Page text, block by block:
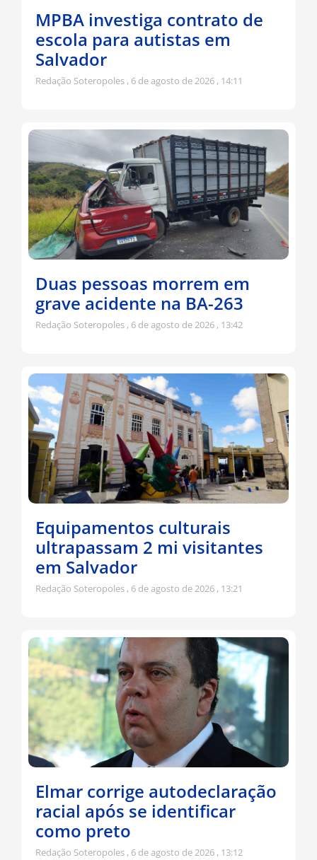
MPBA investiga contrato de
escola para autistas em
Salvador
Redação Soteropoles 6 de agosto de 2026 14:11
Duas pessoas morrem em
grave acidente na BA-263
Redação Soteropoles 6 de agosto de 2026 13:42
Equipamentos culturais
ultrapassam 2 mi visitantes
em Salvador
Redação Soteropoles 6 de agosto de 2026 13:21
Elmar corrige autodeclaração
racial após se identificar
como preto
Redação Soteropoles 6 de agosto de 2026 13:12